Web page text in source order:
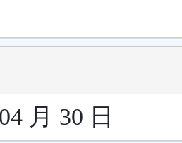
月 30 日